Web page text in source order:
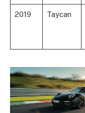
2019 Taycan